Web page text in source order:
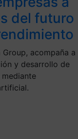
del futuro
acompaña a
y desarrollo de